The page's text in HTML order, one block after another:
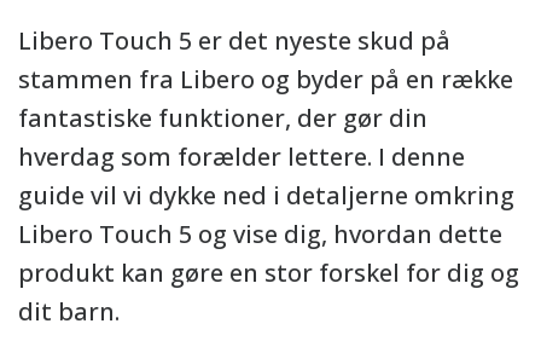
Libero Touch 5 er det nyeste skud på
stammen fra Libero og byder på en række
fantastiske funktioner, der gør din
hverdag som forælder lettere. I denne
guide vil vi dykke ned i detaljerne omkring
Libero Touch 5 og vise dig, hvordan dette
produkt kan gøre en stor forskel for dig og
dit barn.